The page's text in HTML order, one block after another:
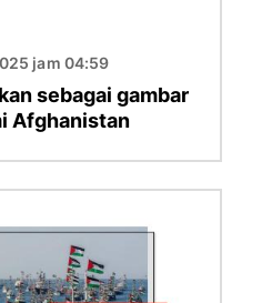
jam 04:59
sebagai gambar
Afghanistan